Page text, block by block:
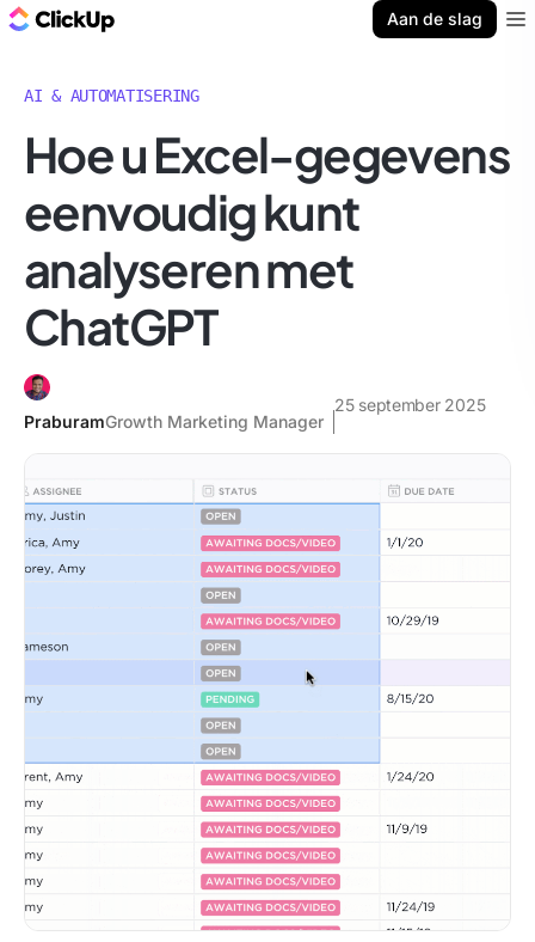
Aan de slag
AI & AUTOMATISERING
Hoe u Excel-gegevens
eenvoudig kunt
analyseren met
ChatGPT
PraburamGrowth Marketing Manager
25 september 2025